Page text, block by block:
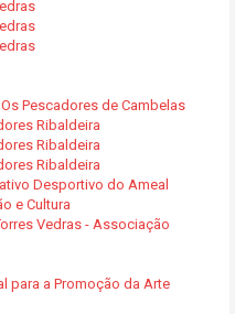
Pescadores de Cambelas
Ribaldeira
Ribaldeira
Ribaldeira
Desportivo do Ameal
e Cultura
Vedras - Associação
para a Promoção da Arte